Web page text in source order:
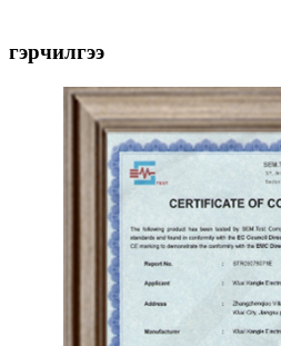
гэрчилгээ